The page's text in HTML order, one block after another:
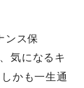
ンス保
気になるキ
かも一生通